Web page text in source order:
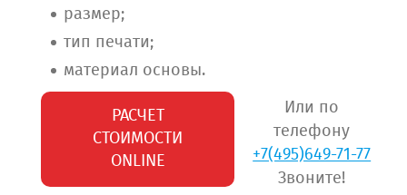
размер;
тип печати;
материал основы.
РАСЧЕТ
СТОИМОСТИ
ONLINE
Или по
телефону
+7(495)649-71-77
Звоните!